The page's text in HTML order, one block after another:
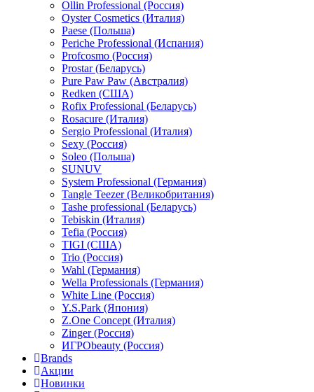
Ollin Professional (Россия)
Oyster Cosmetics (Италия)
Paese (Польша)
Periche Professional (Испания)
Profcosmo (Россия)
Prostar (Беларусь)
Pure Paw Paw (Австралия)
Redken (США)
Rofix Professional (Беларусь)
Rosacure (Италия)
Sergio Professional (Италия)
Sexy (Россия)
Soleo (Польша)
SUNUV
System Professional (Германия)
Tangle Teezer (Великобритания)
Tashe professional (Беларусь)
Tebiskin (Италия)
Tefia (Россия)
TIGI (США)
Trio (Россия)
Wahl (Германия)
Wella Professionals (Германия)
White Line (Россия)
Y.S.Park (Япония)
Z.One Concept (Италия)
Zinger (Россия)
ИГРОbeauty (Россия)
Brands
Акции
Новинки